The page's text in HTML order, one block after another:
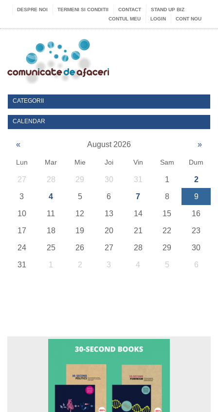
DESPRE NOI TERMENI SI CONDITII CONTACT
STAND UP BIZ
CONTUL MEU
LOGIN CONT NOU
CATEGORII
CALENDAR
« August 2026 »
Lun Mar Mie Joi Vin Sam Dum
27 28 29 30 31 1 2
3 4 5 6 7 8 9
10 11 12 13 14 15 16
17 18 19 20 21 22 23
24 25 26 27 28 29 30
31 1 2 3 4 5 6